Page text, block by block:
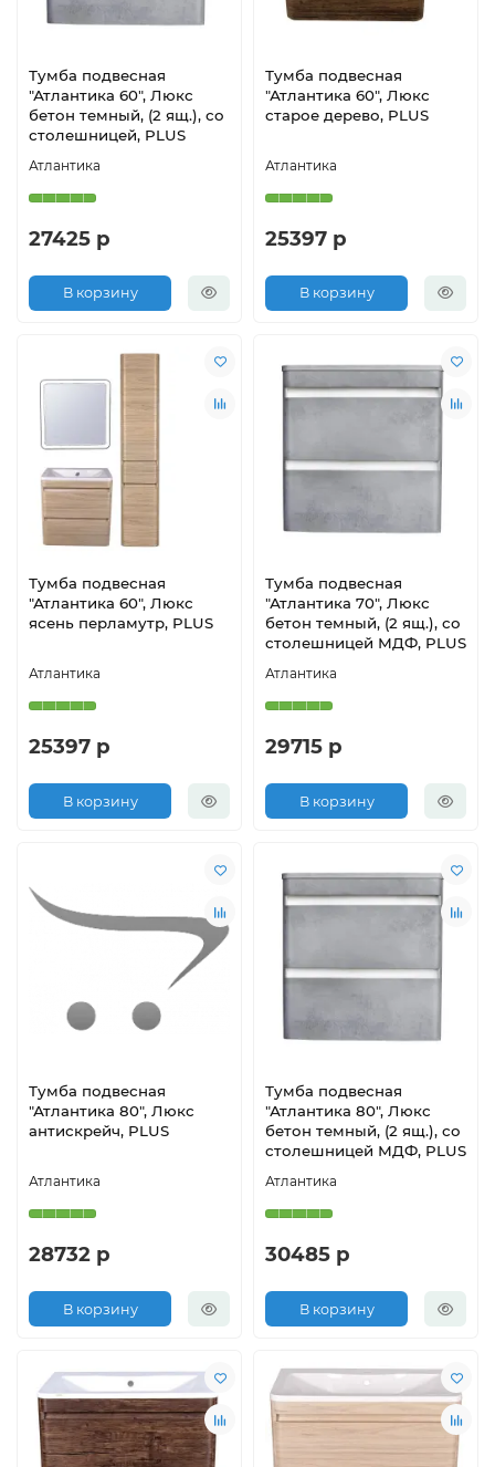
Тумба подвесная
"Атлантика 60", Люкс
бетон темный, (2 ящ.), со
столешницей, PLUS
Атлантика
27425 р
В корзину
Тумба подвесная
"Атлантика 60", Люкс
старое дерево, PLUS
Атлантика
25397 р
В корзину
Тумба подвесная
"Атлантика 60", Люкс
ясень перламутр, PLUS
Атлантика
25397 р
В корзину
Тумба подвесная
"Атлантика 70", Люкс
бетон темный, (2 ящ.), со
столешницей МДФ, PLUS
Атлантика
29715 р
В корзину
Тумба подвесная
"Атлантика 80", Люкс
антискрейч, PLUS
Атлантика
28732 р
В корзину
Тумба подвесная
"Атлантика 80", Люкс
бетон темный, (2 ящ.), со
столешницей МДФ, PLUS
Атлантика
30485 р
В корзину